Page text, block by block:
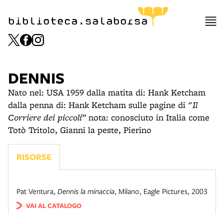
biblioteca.salaborsa
DENNIS
Nato nel: USA 1959 dalla matita di: Hank Ketcham
dalla penna di: Hank Ketcham sulle pagine di "Il
Corriere dei piccoli” nota: conosciuto in Italia come
Totò Tritolo, Gianni la peste, Pierino
RISORSE
Pat Ventura, Dennis la minaccia, Milano, Eagle Pictures, 2003
VAI AL CATALOGO